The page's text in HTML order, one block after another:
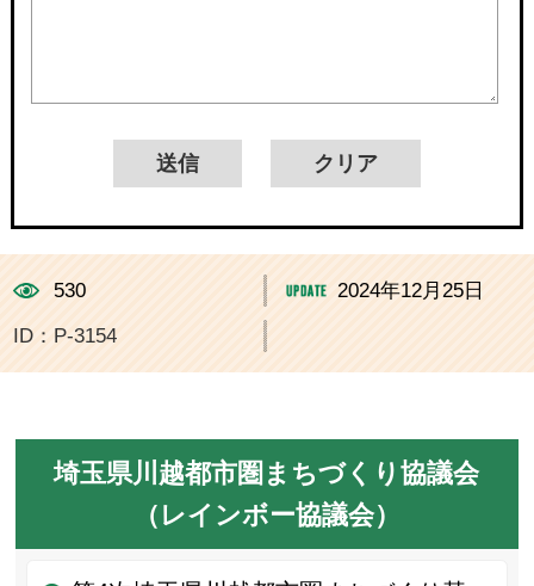
530 2024年12月25日
ID：P-3154
埼玉県川越都市圏まちづくり協議会
（レインボー協議会）